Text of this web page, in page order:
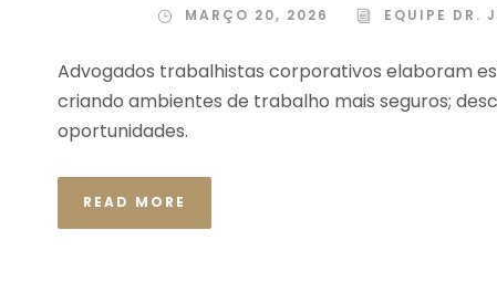
MARÇO 20, 2026 EQUIPE DR.
Advogados trabalhistas corporativos elaboram
criando ambientes de trabalho mais seguros;
oportunidades.
READ MORE